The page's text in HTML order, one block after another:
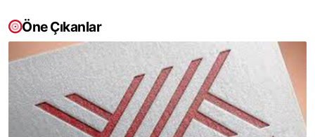
Öne Çıkanlar